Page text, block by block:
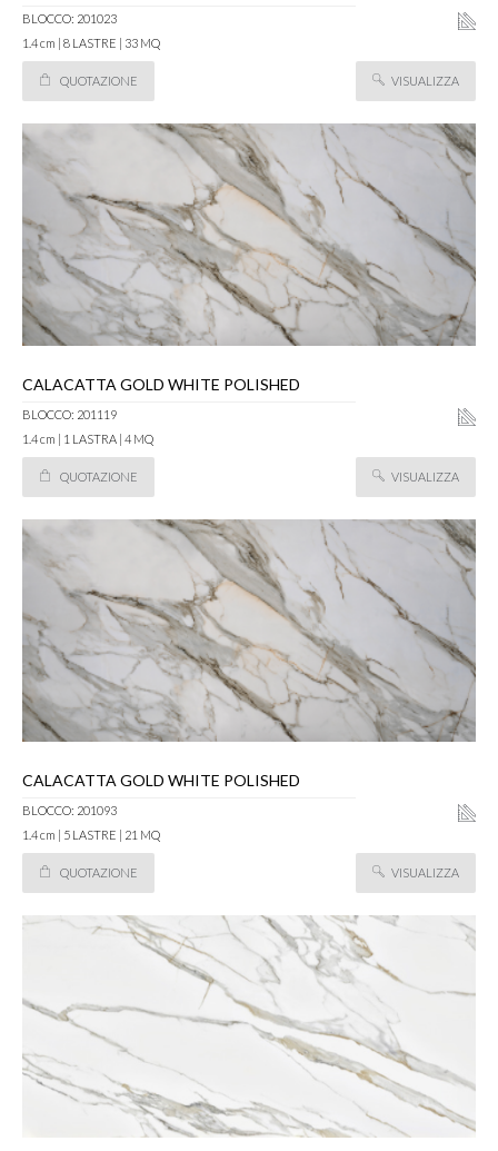
BLOCCO: 201023
1.4 cm | 8 LASTRE | 33 MQ
QUOTAZIONE VISUALIZZA
CALACATTA GOLD WHITE POLISHED
BLOCCO: 201119
1.4 cm | 1 LASTRA | 4 MQ
QUOTAZIONE VISUALIZZA
CALACATTA GOLD WHITE POLISHED
BLOCCO: 201093
1.4 cm | 5 LASTRE | 21 MQ
QUOTAZIONE VISUALIZZA